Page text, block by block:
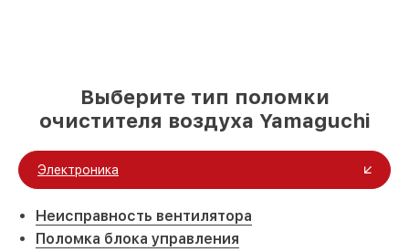
Выберите тип поломки
очистителя воздуха Yamaguchi
Электроника
Неисправность вентилятора
Поломка блока управления